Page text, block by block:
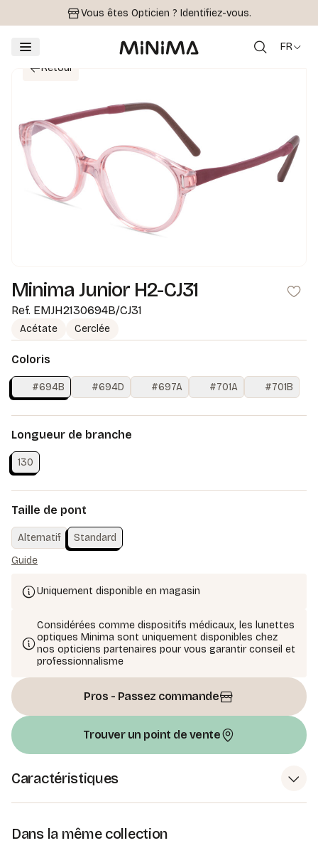
Vous êtes Opticien ? Identifiez-vous.
FR
Retour
Minima Junior H2-CJ31
Ref. EMJH2130694B/CJ31
Acétate Cerclée
Coloris
#694B #694D #697A #701A #701B
Longueur de branche
130
Taille de pont
Alternatif
Standard
Guide
Uniquement disponible en magasin
Considérées comme dispositifs médicaux, les lunettes
optiques Minima sont uniquement disponibles chez
nos opticiens partenaires pour vous garantir conseil et
professionnalisme
Pros - Passez commande
Trouver un point de vente
Caractéristiques
Dans la même collection